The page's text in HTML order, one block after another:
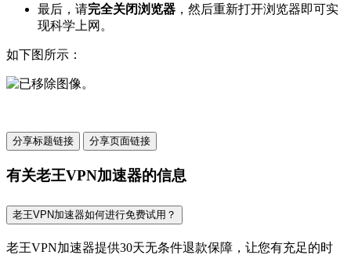
最后，请完全关闭浏览器 ，然后重新打开浏览器即可实
现科学上网。
如下图所示：
分享标题链接 分享页面链接
有关老王VPN加速器的信息
老王VPN加速器如何进行免费试用？
老王VPN加速器提供30天无条件退款保障，让您有充足的时